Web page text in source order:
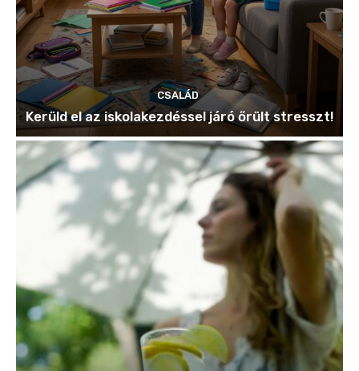
CSALÁD
Kerüld el az iskolakezdéssel járó őrült stresszt!